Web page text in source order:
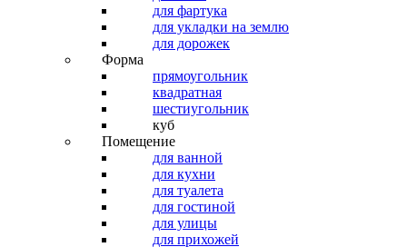
для фартука
для укладки на землю
для дорожек
Форма
прямоугольник
квадратная
шестиугольник
куб
Помещение
для ванной
для кухни
для туалета
для гостиной
для улицы
для прихожей